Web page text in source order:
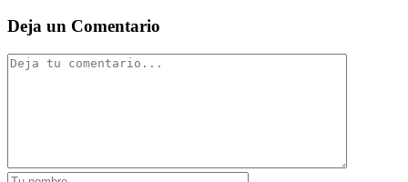
Deja un Comentario